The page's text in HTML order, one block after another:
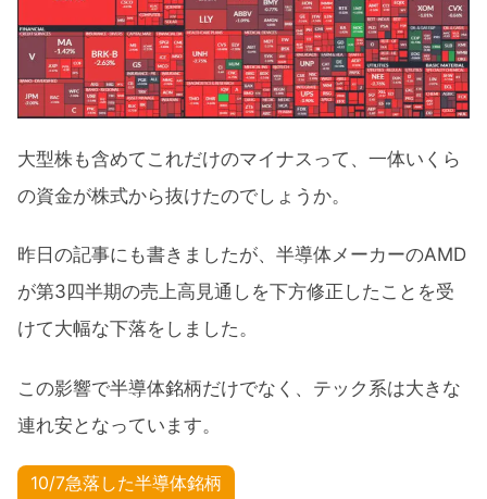
大型株も含めてこれだけのマイナスって、一体いくら
の資金が株式から抜けたのでしょうか。
昨日の記事にも書きましたが、半導体メーカーのAMD
が第3四半期の売上高見通しを下方修正したことを受
けて大幅な下落をしました。
この影響で半導体銘柄だけでなく、テック系は大きな
連れ安となっています。
10/7急落した半導体銘柄